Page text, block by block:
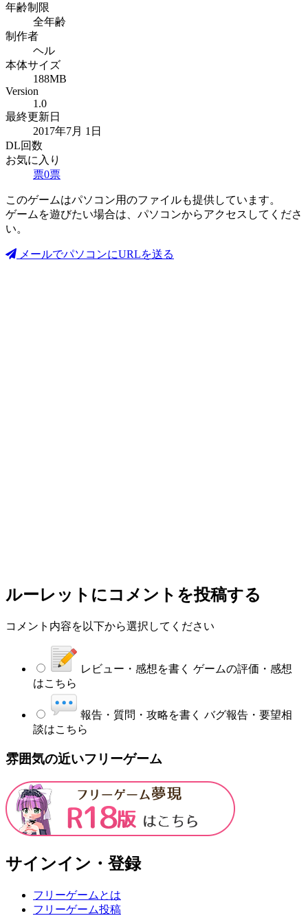
年齢制限
全年齢
制作者
ヘル
本体サイズ
188MB
Version
1.0
最終更新日
2017年7月 1日
DL回数
お気に入り
票0票
このゲームはパソコン用のファイルも提供しています。
ゲームを遊びたい場合は、パソコンからアクセスしてくださ
い。
メールでパソコンにURLを送る
ルーレット にコメントを投稿する
コメント内容を以下から選択してください
レビュー・感想を書く ゲームの評価・感想
はこちら
報告・質問・攻略を書く バグ報告・要望相
談はこちら
雰囲気の近いフリーゲーム
サインイン・登録
フリーゲームとは
フリーゲーム投稿